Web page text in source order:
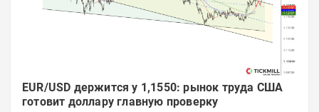
EUR/USD держится у 1,1550: рынок труда США
готовит доллару главную проверку